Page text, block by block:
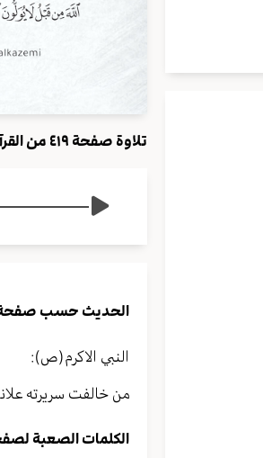
تلاوة صفحة ٤١٩ من القرآن الكريم:
الحديث حسب صفحة ٤١٩ من القرآن
النبي الاكرم(ص):
من خالفت سريرته علانيته
الكلمات الصعبة لصفحة ٤١٩ من القرآن